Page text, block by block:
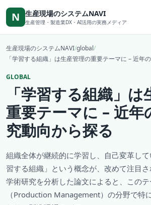
本文へ移動
N 生産現場のシステムNAVI
生産管理・製造業DX・AI活用の実務メディア
生産現場のシステムNAVI/global/
「学習する組織」は生産管理の重要テーマに – 近年
GLOBAL
「学習する組織」
重要テーマに – 近年
究動向から探る
組織全体が継続的に学習し、自己変革し
習する組織」という概念が、改めて注目
学術研究を分析した論文によると、この
（Production Management）の分野で特